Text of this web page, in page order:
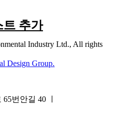
트 추가
Industry Ltd., All rights
Design Group.
번안길 40 ㅣ